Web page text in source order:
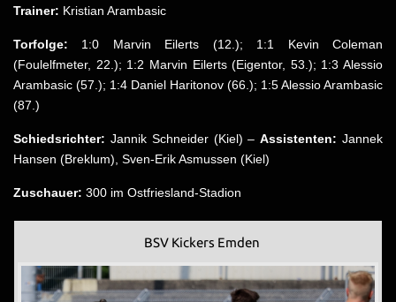
Trainer: Kristian Arambasic
Torfolge: 1:0 Marvin Eilerts (12.); 1:1 Kevin Coleman
(Foulelfmeter, 22.); 1:2 Marvin Eilerts (Eigentor, 53.); 1:3 Alessio
Arambasic (57.); 1:4 Daniel Haritonov (66.); 1:5 Alessio Arambasic
(87.)
Schiedsrichter: Jannik Schneider (Kiel) –Assistenten: Jannek
Hansen (Breklum), Sven-Erik Asmussen (Kiel)
Zuschauer: 300 im Ostfriesland-Stadion
BSV Kickers Emden